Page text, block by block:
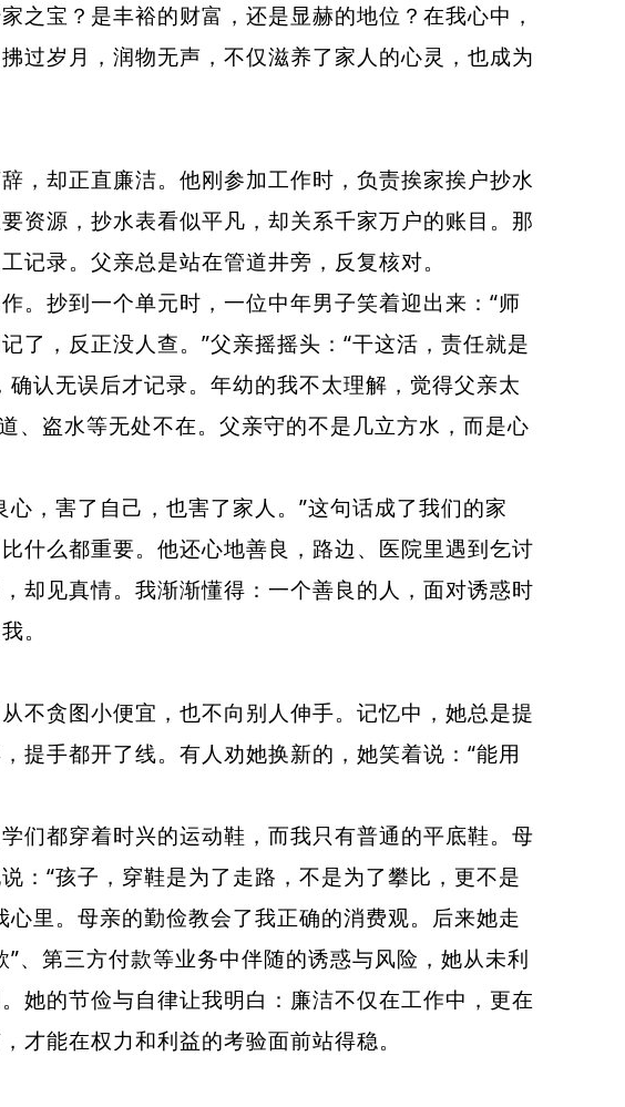
宝？是丰裕的财富，还是显赫的地位？在我心中，
岁月，润物无声，不仅滋养了家人的心灵，也成为
却正直廉洁。他刚参加工作时，负责挨家挨户抄水
资源，抄水表看似平凡，却关系千家万户的账目。那
记录。父亲总是站在管道井旁，反复核对。
抄到一个单元时，一位中年男子笑着迎出来：“师
了，反正没人查。”父亲摇摇头：“干这活，责任就是
认无误后才记录。年幼的我不太理解，觉得父亲太
、盗水等无处不在。父亲守的不是几立方水，而是心
，害了自己，也害了家人。”这句话成了我们的家
什么都重要。他还心地善良，路边、医院里遇到乞讨
却见真情。我渐渐懂得：一个善良的人，面对诱惑时
。
贪图小便宜，也不向别人伸手。记忆中，她总是提
提手都开了线。有人劝她换新的，她笑着说：“能用
都穿着时兴的运动鞋，而我只有普通的平底鞋。母
：“孩子，穿鞋是为了走路，不是为了攀比，更不是
里。母亲的勤俭教会了我正确的消费观。后来她走
、第三方付款等业务中伴随的诱惑与风险，她从未利
她的节俭与自律让我明白：廉洁不仅在工作中，更在
才能在权力和利益的考验面前站得稳。